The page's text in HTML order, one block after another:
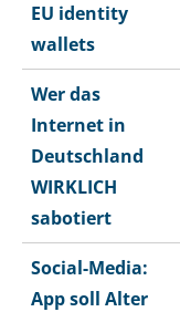
EU identity
wallets
Wer das
Internet in
Deutschland
WIRKLICH
sabotiert
Social-Media:
App soll Alter